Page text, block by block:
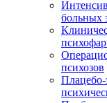
больных
психозов
Плацебо-